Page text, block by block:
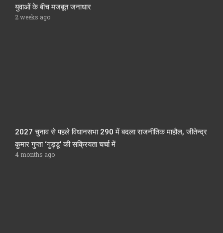
युवाओं के बीच मजबूत जनाधार
2 weeks ago
2027 चुनाव से पहले विधानसभा 290 में बदला राजनीतिक माहौल, जीतेन्द्र
कुमार गुप्ता ‘गुड्डू’ की सक्रियता चर्चा में
4 months ago